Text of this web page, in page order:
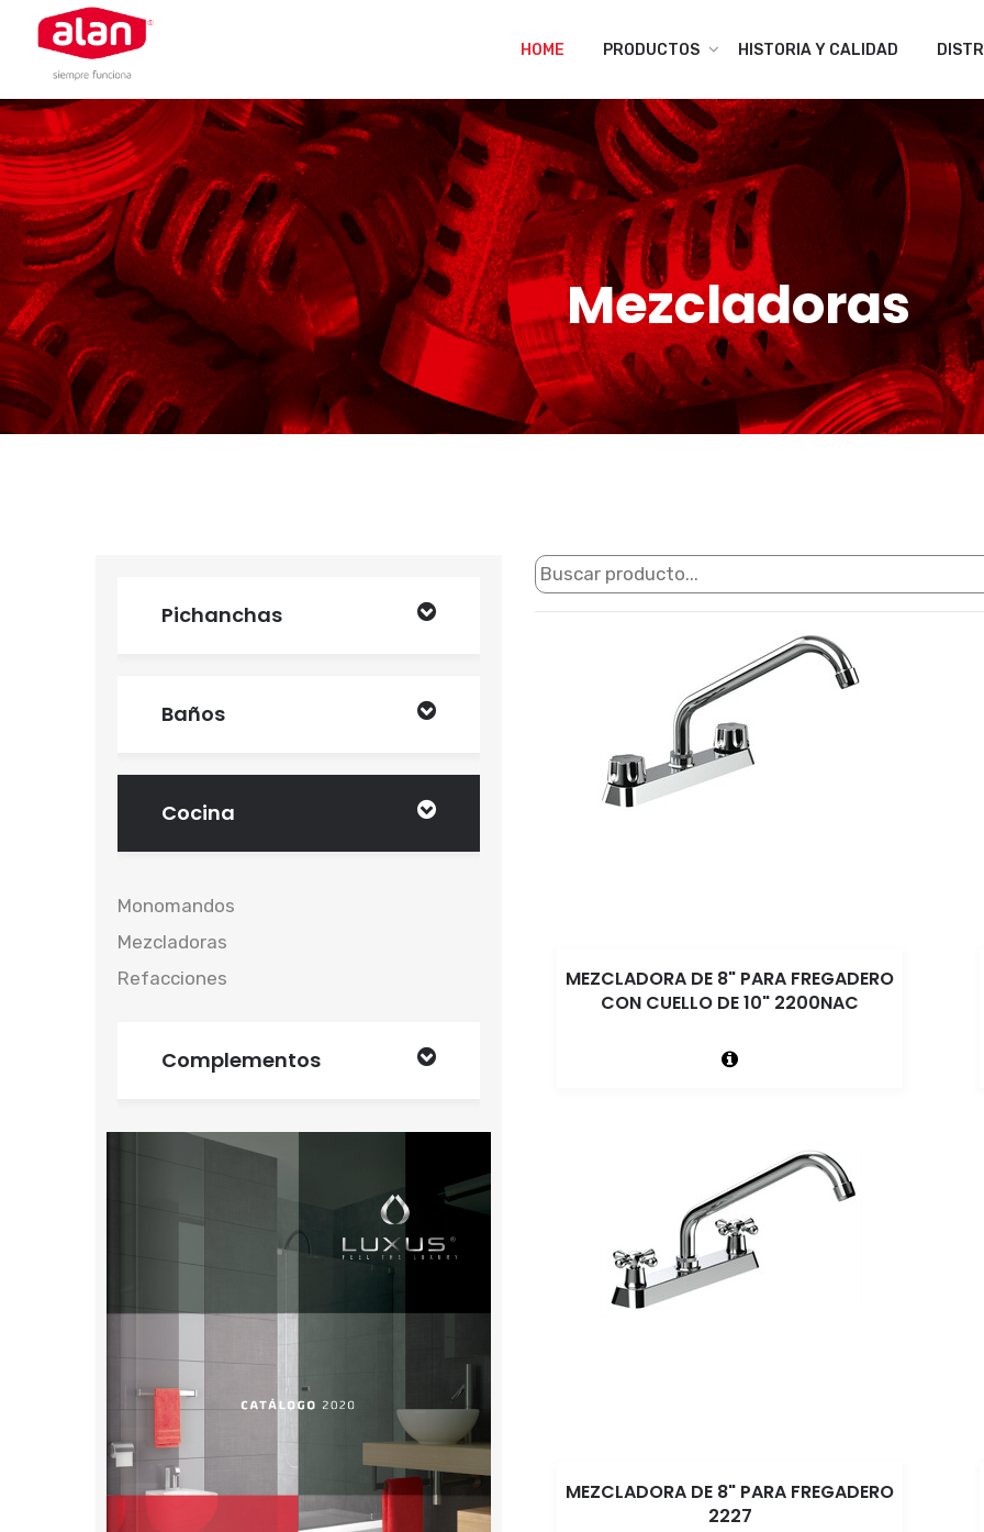
HOME PRODUCTOS HISTORIA Y CALIDAD
Mezcladoras
Pichanchas
Baños
Cocina
Monomandos
Mezcladoras
Refacciones
Complementos
MEZCLADORA DE 8" PARA FREGADERO
CON CUELLO DE 10" 2200NAC
MEZCLADORA DE 8" PARA FREGADERO
2227